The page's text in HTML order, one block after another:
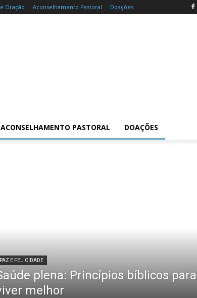
Oração Aconselhamento Pastoral Doações
ACONSELHAMENTO PASTORAL DOAÇÕES
PAZ E FELICIDADE
plena: Princípios bíblicos para
melhor